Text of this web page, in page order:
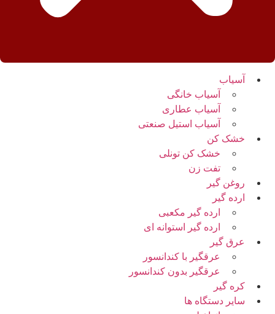
آسیاب
آسیاب خانگی
آسیاب عطاری
آسیاب استیل صنعتی
خشک کن
خشک کن تونلی
تفت زن
روغن گیر
ارده گیر
ارده گیر مکعبی
ارده گیر استوانه ای
عرق گیر
عرقگیر با کندانسور
عرقگیر بدون کندانسور
کره گیر
سایر دستگاه ها